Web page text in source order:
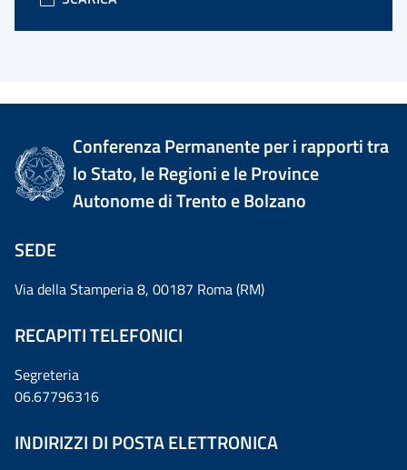
Conferenza Permanente per i rapporti tra
lo Stato, le Regioni e le Province
Autonome di Trento e Bolzano
SEDE
Via della Stamperia 8, 00187 Roma (RM)
RECAPITI TELEFONICI
Segreteria
06.67796316
INDIRIZZI DI POSTA ELETTRONICA